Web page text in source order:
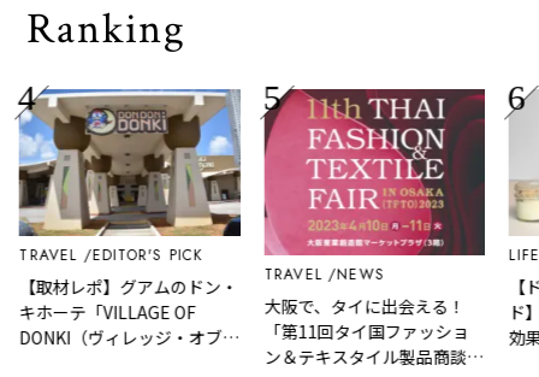
Ranking
EDITOR'S PICK
材レポ】グアムのドン・
ーテ「VILLAGE OF
（ヴィレッジ・オブ・
TRAVEL NEWS
大阪で、タイに出会える！
「第11回タイ国ファッショ
ン＆テキスタイル製品商談会
【ドン
ド】人
効果、失
い方まで